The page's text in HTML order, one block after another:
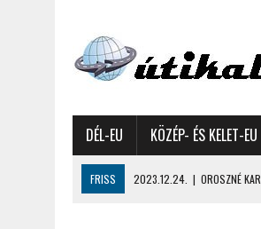
DÉL-EU KÖZÉP- ÉS KELET-EU
FRISS 2023.12.24. | OROSZNÉ